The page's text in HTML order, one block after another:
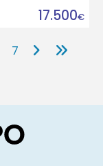
17.500€
7